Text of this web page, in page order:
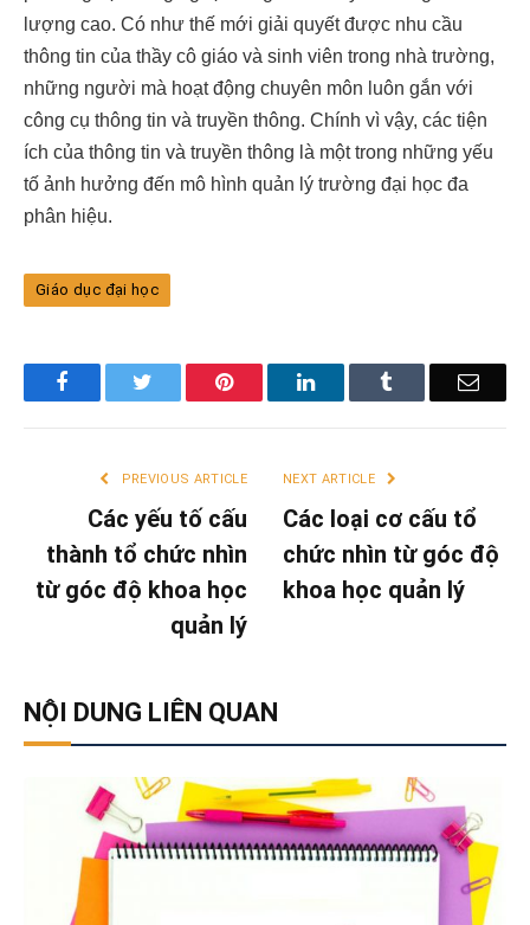
lượng cao. Có như thế mới giải quyết được nhu cầu
thông tin của thầy cô giáo và sinh viên trong nhà trường,
những người mà hoạt động chuyên môn luôn gắn với
công cụ thông tin và truyền thông. Chính vì vậy, các tiện
ích của thông tin và truyền thông là một trong những yếu
tố ảnh hưởng đến mô hình quản lý trường đại học đa
phân hiệu.
Giáo dục đại học
Facebook Pinterest LinkedIn Email
PREVIOUS ARTICLE
Các yếu tố cấu
thành tổ chức nhìn
từ góc độ khoa học
quản lý
NEXT ARTICLE
Các loại cơ cấu tổ
chức nhìn từ góc độ
khoa học quản lý
NỘI DUNG LIÊN QUAN